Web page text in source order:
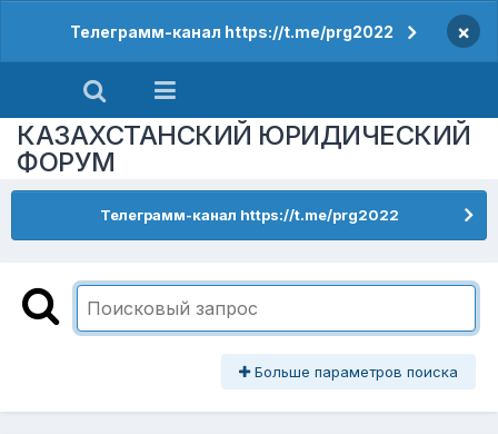
Телеграмм-канал https://t.me/prg2022 ×
КАЗАХСТАНСКИЙ ЮРИДИЧЕСКИЙ
ФОРУМ
Телеграмм-канал https://t.me/prg2022
Больше параметров поиска